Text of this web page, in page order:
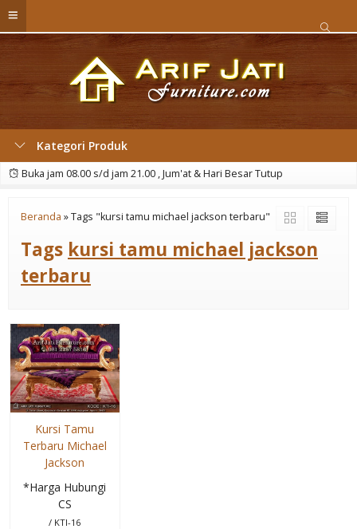
Kategori Produk
Buka jam 08.00 s/d jam 21.00 , Jum'at & Hari Besar Tutup
Beranda »Tags "kursi tamu michael jackson terbaru"
Tags kursi tamu michael jackson
terbaru
Kursi Tamu
Terbaru Michael
Jackson
*Harga Hubungi
CS
/ KTI-16